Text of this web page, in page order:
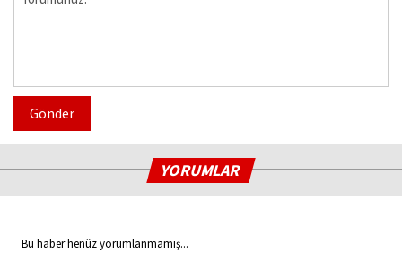
Gönder
YORUMLAR
Bu haber henüz yorumlanmamış...